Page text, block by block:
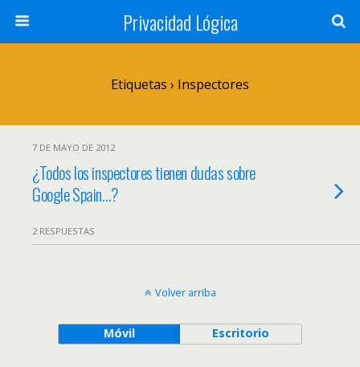
Privacidad Lógica
Etiquetas › Inspectores
7 DE MAYO DE 2012
¿Todos los inspectores tienen dudas sobre
Google Spain…?
2 RESPUESTAS
Volver arriba
Móvil Escritorio